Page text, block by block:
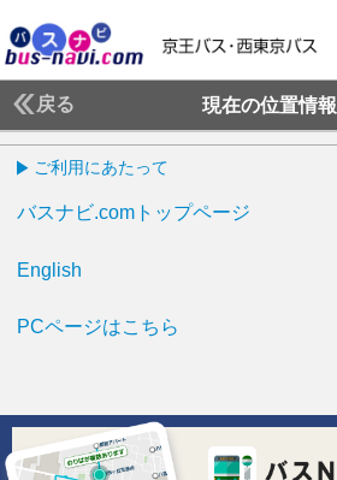
戻る 現在の位置情報
ご利用にあたって
バスナビ.comトップページ
English
PCページはこちら